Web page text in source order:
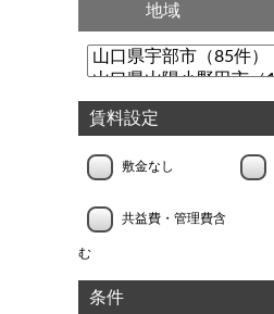
地域
賃料設定
敷金なし
共益費・管理費含
む
条件